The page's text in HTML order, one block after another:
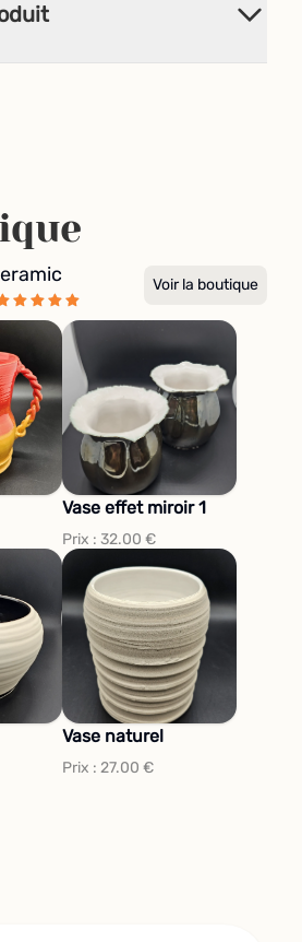
Voir la boutique
Vase effet miroir 1
Prix : 32.00 €
Vase naturel
Prix : 27.00 €